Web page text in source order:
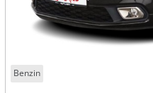
Benzin